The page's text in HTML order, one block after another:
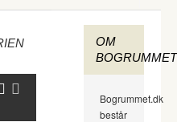
OM
BOGRUMMET
Bogrummet.dk
består